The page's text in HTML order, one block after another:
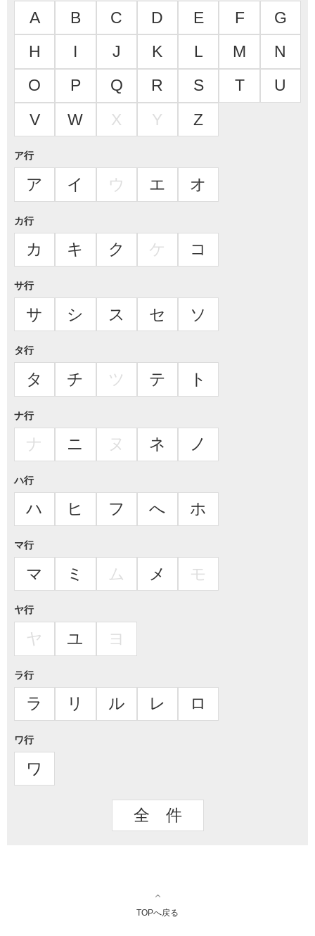
A B C D E F
G
H
I J K L M
N
O
P Q R S T
U
V
W X Y Z
ア行
ア イ ウ エ オ
カ行
カ キ ク ケ コ
サ行
サ シ ス セ ソ
タ行
タ チ ツ テ ト
ナ行
ナ ニ ヌ ネ ノ
ハ行
ハ ヒ フ へ ホ
マ行
マ ミ ム メ モ
ヤ行
ヤ ユ ヨ
ラ行
ラ リ ル レ ロ
ワ行
ワ
全 件
TOPへ戻る